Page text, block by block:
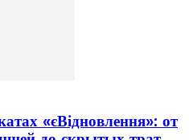
«єВідновлення»: от